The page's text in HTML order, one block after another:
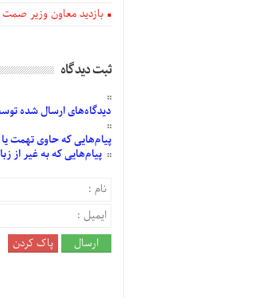
بازدید معاون وزیر
ثبت دیدگاه
دیدگاه‌هایارسالشده
پیام‌هاییکه حاوی تهمت یا
پیام‌هاییکه به غیر از